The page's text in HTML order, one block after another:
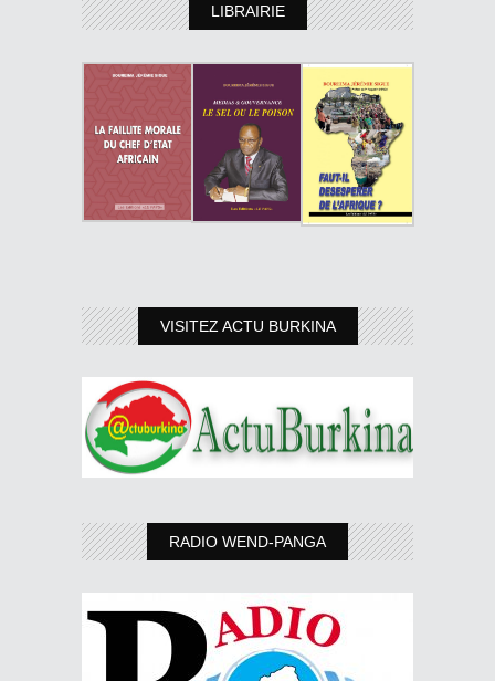
LIBRAIRIE
VISITEZ ACTU BURKINA
RADIO WEND-PANGA